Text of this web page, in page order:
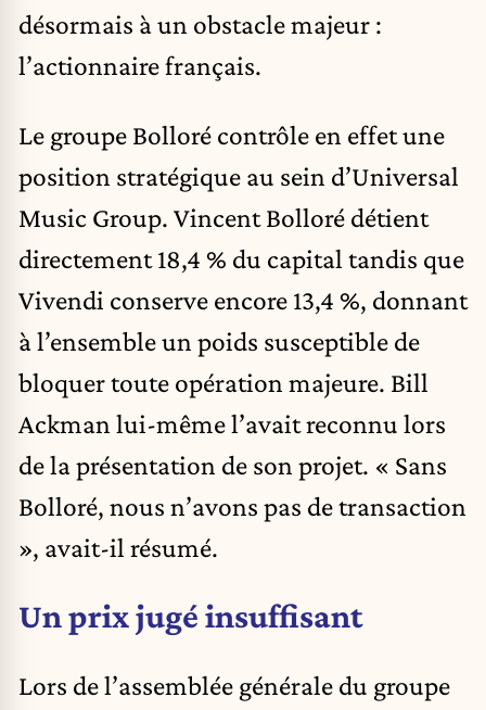
désormais à un obstacle majeur :
l’actionnaire français.
Le groupe Bolloré contrôle en effet une
position stratégique au sein d’Universal
Music Group. Vincent Bolloré détient
directement 18,4 % du capital tandis que
Vivendi conserve encore 13,4 %, donnant
à l’ensemble un poids susceptible de
bloquer toute opération majeure. Bill
Ackman lui-même l’avait reconnu lors
de la présentation de son projet. « Sans
Bolloré, nous n’avons pas de transaction
», avait-il résumé.
Un prix jugé insuffisant
Lors de l’assemblée générale du groupe